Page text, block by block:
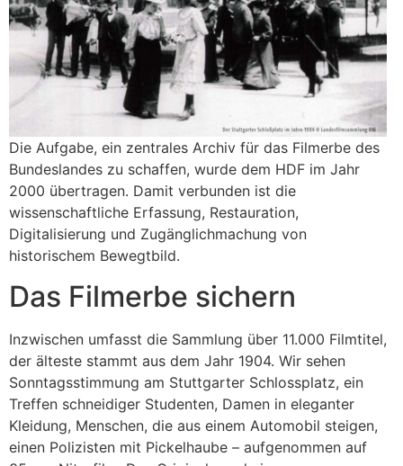
Die Aufgabe, ein zentrales Archiv für das Filmerbe des
Bundeslandes zu schaffen, wurde dem HDF im Jahr
2000 übertragen. Damit verbunden ist die
wissenschaftliche Erfassung, Restauration,
Digitalisierung und Zugänglichmachung von
historischem Bewegtbild.
Das Filmerbe sichern
Inzwischen umfasst die Sammlung über 11.000 Filmtitel,
der älteste stammt aus dem Jahr 1904. Wir sehen
Sonntagsstimmung am Stuttgarter Schlossplatz, ein
Treffen schneidiger Studenten, Damen in eleganter
Kleidung, Menschen, die aus einem Automobil steigen,
einen Polizisten mit Pickelhaube – aufgenommen auf